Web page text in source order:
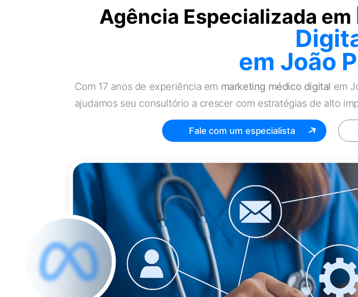
Agência Especializada em
em João
Com 17 anos de experiência em marketing médico digital em
ajudamos seu consultório a crescer com estratégias de alto
Fale com um especialista